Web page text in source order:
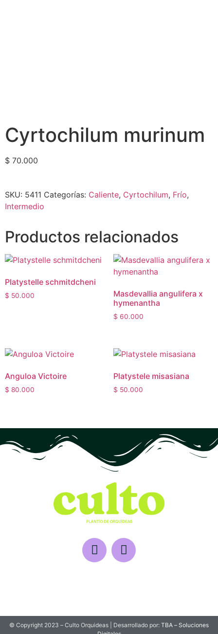
Cyrtochilum murinum
$ 70.000
SKU: 5411 Categorías: Caliente, Cyrtochilum, Frío,
Intermedio
Productos relacionados
Platystelle schmitdcheni
$ 50.000
Masdevallia angulifera x
hymenantha
$ 60.000
Anguloa Victoire
$ 80.000
Platystele misasiana
$ 50.000
© Copyright 2023 – Culto Orquideas | Desarrollado por: TBA – Soluciones